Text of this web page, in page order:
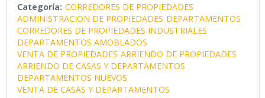
Categoría: CORREDORES DE PROPIEDADES
ADMINISTRACION DE PROPIEDADES DEPARTAMENTOS
CORREDORES DE PROPIEDADES INDUSTRIALES
DEPARTAMENTOS AMOBLADOS
VENTA DE PROPIEDADES ARRIENDO DE PROPIEDADES
ARRIENDO DE CASAS Y DEPARTAMENTOS
DEPARTAMENTOS NUEVOS
VENTA DE CASAS Y DEPARTAMENTOS